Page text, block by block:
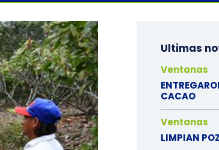
Ultimas
Ventanas
CACAO
Ventanas
LIMPIAN